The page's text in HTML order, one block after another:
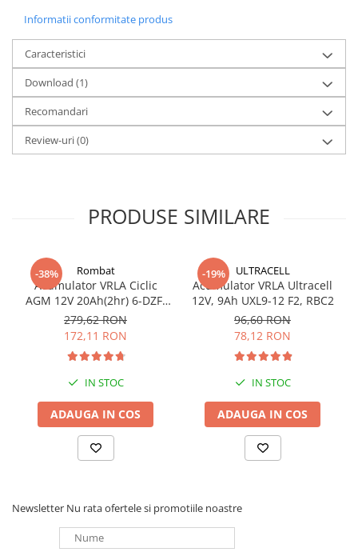
Informatii conformitate produs
Caracteristici
Download (1)
Recomandari
Review-uri(0)
PRODUSE SIMILARE
-38% Rombat
Acumulator VRLA Ciclic
AGM 12V 20Ah(2hr) 6-DZF-
20 / 6-DZM-20 pentru
biciclete electrice
279,62 RON
172,11 RON
IN STOC
ADAUGA IN COS
-19% ULTRACELL
Acumulator VRLA Ultracell
12V, 9Ah UXL9-12 F2, RBC2
96,60 RON
78,12 RON
IN STOC
ADAUGA IN COS
Newsletter Nu rata ofertele si promotiile noastre